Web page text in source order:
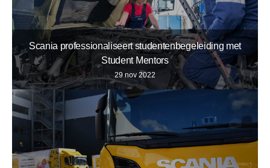
Scania professionaliseert studentenbegeleiding met
Student Mentors
29 nov 2022